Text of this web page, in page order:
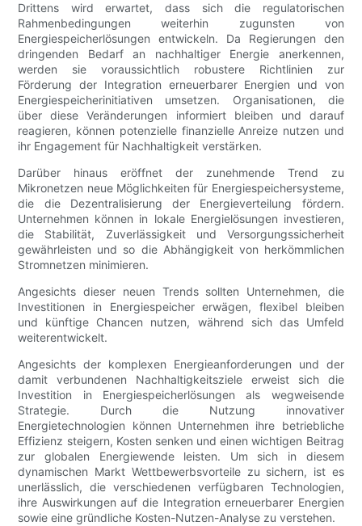
Drittens wird erwartet, dass sich die regulatorischen
Rahmenbedingungen weiterhin zugunsten von
Energiespeicherlösungen entwickeln. Da Regierungen den
dringenden Bedarf an nachhaltiger Energie anerkennen,
werden sie voraussichtlich robustere Richtlinien zur
Förderung der Integration erneuerbarer Energien und von
Energiespeicherinitiativen umsetzen. Organisationen, die
über diese Veränderungen informiert bleiben und darauf
reagieren, können potenzielle finanzielle Anreize nutzen und
ihr Engagement für Nachhaltigkeit verstärken.
Darüber hinaus eröffnet der zunehmende Trend zu
Mikronetzen neue Möglichkeiten für Energiespeichersysteme,
die die Dezentralisierung der Energieverteilung fördern.
Unternehmen können in lokale Energielösungen investieren,
die Stabilität, Zuverlässigkeit und Versorgungssicherheit
gewährleisten und so die Abhängigkeit von herkömmlichen
Stromnetzen minimieren.
Angesichts dieser neuen Trends sollten Unternehmen, die
Investitionen in Energiespeicher erwägen, flexibel bleiben
und künftige Chancen nutzen, während sich das Umfeld
weiterentwickelt.
Angesichts der komplexen Energieanforderungen und der
damit verbundenen Nachhaltigkeitsziele erweist sich die
Investition in Energiespeicherlösungen als wegweisende
Strategie. Durch die Nutzung innovativer
Energietechnologien können Unternehmen ihre betriebliche
Effizienz steigern, Kosten senken und einen wichtigen Beitrag
zur globalen Energiewende leisten. Um sich in diesem
dynamischen Markt Wettbewerbsvorteile zu sichern, ist es
unerlässlich, die verschiedenen verfügbaren Technologien,
ihre Auswirkungen auf die Integration erneuerbarer Energien
sowie eine gründliche Kosten-Nutzen-Analyse zu verstehen.